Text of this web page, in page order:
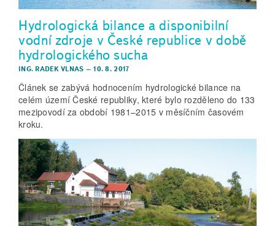
Hydrologická bilance a disponibilní
vodní zdroje v České republice v době
hydrologického sucha
ING. RADEK VLNAS – 10. 8. 2017
Článek se zabývá hodnocením hydrologické bilance na
celém území České republiky, které bylo rozděleno do 133
mezipovodí za období 1981–2015 v měsíčním časovém
kroku.